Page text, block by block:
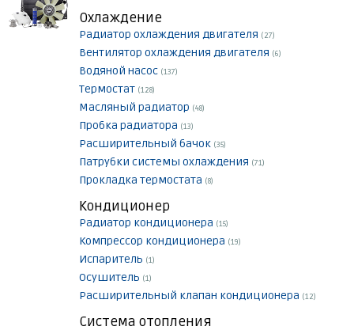
Охлаждение
Радиатор охлаждения двигателя (27)
Вентилятор охлаждения двигателя (6)
Водяной насос (137)
Термостат (128)
Масляный радиатор (48)
Пробка радиатора (13)
Расширительный бачок (35)
Патрубки системы охлаждения (71)
Прокладка термостата (8)
Кондиционер
Радиатор кондиционера (15)
Компрессор кондиционера (19)
Испаритель (1)
Осушитель (1)
Расширительный клапан кондиционера (12)
Система отопления